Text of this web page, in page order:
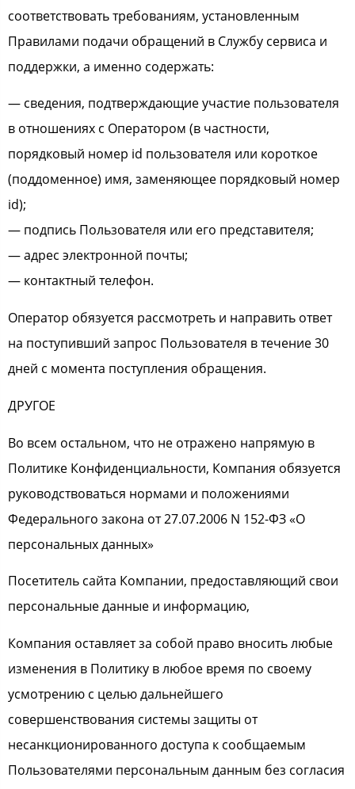
соответствовать требованиям, установленным
Правилами подачи обращений в Службу сервиса и
поддержки, а именно содержать:
— сведения, подтверждающие участие пользователя
в отношениях с Оператором (в частности,
порядковый номер id пользователя или короткое
(поддоменное) имя, заменяющее порядковый номер
id);
— подпись Пользователя или его представителя;
— адрес электронной почты;
— контактный телефон.
Оператор обязуется рассмотреть и направить ответ
на поступивший запрос Пользователя в течение 30
дней с момента поступления обращения.
ДРУГОЕ
Во всем остальном, что не отражено напрямую в
Политике Конфиденциальности, Компания обязуется
руководствоваться нормами и положениями
Федерального закона от 27.07.2006 N 152-ФЗ «О
персональных данных»
Посетитель сайта Компании, предоставляющий свои
персональные данные и информацию,
Компания оставляет за собой право вносить любые
изменения в Политику в любое время по своему
усмотрению с целью дальнейшего
совершенствования системы защиты от
несанкционированного доступа к сообщаемым
Пользователями персональным данным без согласия